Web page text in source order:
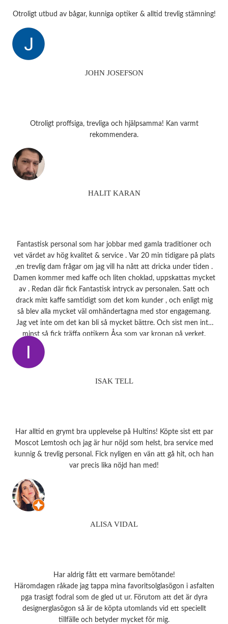
Otroligt utbud av bågar, kunniga optiker & alltid trevlig stämning!
JOHN JOSEFSON
Otroligt proffsiga, trevliga och hjälpsamma! Kan varmt
rekommendera.
HALIT KARAN
Fantastisk personal som har jobbar med gamla traditioner och
vet värdet av hög kvalitet & service . Var 20 min tidigare på plats
,en trevlig dam frågar om jag vill ha nått att dricka under tiden .
Damen kommer med kaffe och liten choklad, uppskattas mycket
av . Redan där fick Fantastisk intryck av personalen. Satt och
drack mitt kaffe samtidigt som det kom kunder , och enligt mig
så blev alla mycket väl omhändertagna med stor engagemang.
Jag vet inte om det kan bli så mycket bättre. Och sist men inte
minst så fick träffa optikern Åsa som var kronan på verket.
ISAK TELL
Har alltid en grymt bra upplevelse på Hultins! Köpte sist ett par
Moscot Lemtosh och jag är hur nöjd som helst, bra service med
kunnig & trevlig personal. Fick nyligen en vän att gå hit, och han
var precis lika nöjd han med!
ALISA VIDAL
Har aldrig fått ett varmare bemötande!
Häromdagen råkade jag tappa mina favoritsolglasögon i asfalten
pga trasigt fodral som de gled ut ur. Förutom att det är dyra
designerglasögon så är de köpta utomlands vid ett speciellt
tillfälle och betyder mycket för mig.